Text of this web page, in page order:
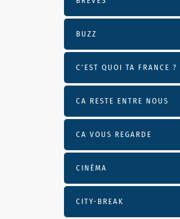
BUZZ
C'EST QUOI TA FRANCE ?
CA RESTE ENTRE NOUS
CA VOUS REGARDE
CINÉMA
CITY-BREAK